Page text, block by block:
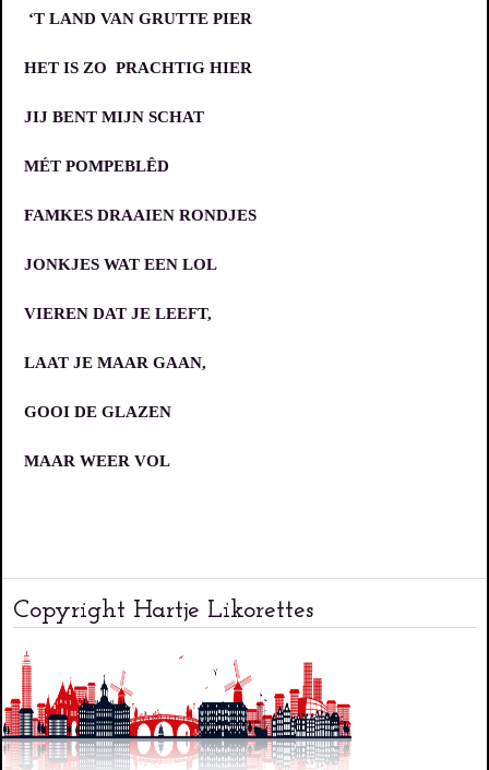
‘T LAND VAN GRUTTE PIER
HET IS ZO PRACHTIG HIER
JIJ BENT MIJN SCHAT
MÉT POMPEBLÊD
FAMKES DRAAIEN RONDJES
JONKJES WAT EEN LOL
VIEREN DAT JE LEEFT,
LAAT JE MAAR GAAN,
GOOI DE GLAZEN
MAAR WEER VOL
Copyright Hartje Likorettes